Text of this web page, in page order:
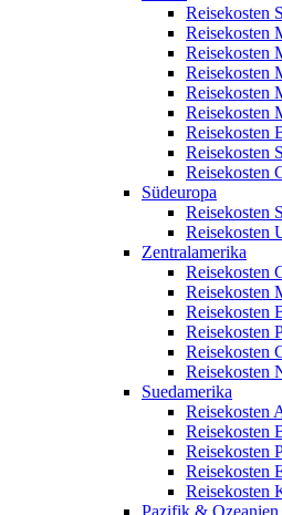
Reisekosten
Reisekosten
Reisekosten
Reisekosten
Reisekosten
Reisekosten
Reisekosten
Reisekosten
Reisekosten
Südeuropa
Reisekosten
Reisekosten
Zentralamerika
Reisekosten
Reisekosten
Reisekosten
Reisekosten
Reisekosten
Reisekosten
Suedamerika
Reisekosten
Reisekosten
Reisekosten
Reisekosten
Reisekosten